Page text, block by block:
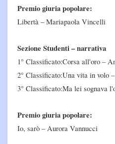
Premio giuria popolare:
Libertà – Mariapaola Vincelli
Sezione Studenti – narrativa
1° Classificato:Corsa all'oro –
2° Classificato:Una vita in volo
3° Classificato:Ma lei sognava
Premio giuria popolare:
Io, sarò – Aurora Vannucci